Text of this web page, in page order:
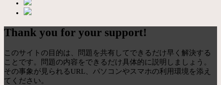
Thank you for your support!
このサイトの目的は、問題を共有してできるだけ早く解決する
ことです。問題の内容をできるだけ具体的に説明しましょう。
その事象が見られるURL、パソコンやスマホの利用環境を添え
てください。